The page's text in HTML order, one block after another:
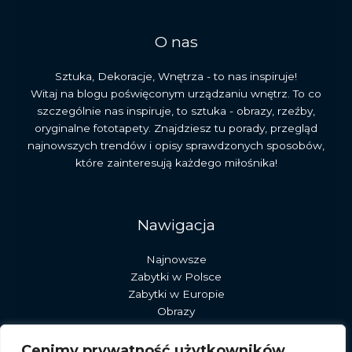
O nas
Sztuka, Dekoracje, Wnętrza - to nas inspiruje!
Witaj na blogu poświęconym urządzaniu wnętrz. To co
szczególnie nas inspiruje, to sztuka - obrazy, rzeźby,
oryginalne fototapety. Znajdziesz tu porady, przegląd
najnowszych trendów i opisy sprawdzonych sposobów,
które zainteresują każdego miłośnika!
Nawigacja
Najnowsze
Zabytki w Polsce
Zabytki w Europie
Obrazy
Rzeźby
Dekoracje